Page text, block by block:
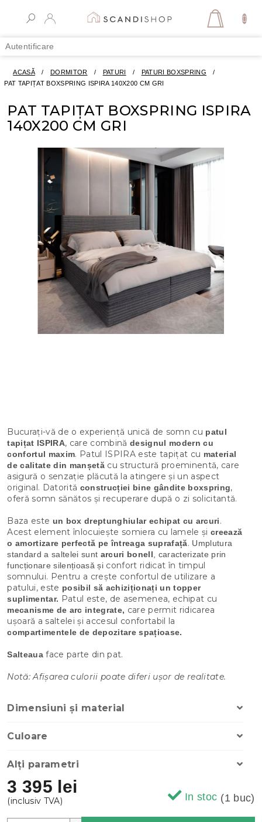
conținut
Autentificare
COŞ
ACASĂ / DORMITOR / PATURI / PATURI BOXSPRING
/
PAT TAPIȚAT BOXSPRING ISPIRA 140X200 CM GRI
PAT TAPIȚAT BOXSPRING ISPIRA
140X200 CM GRI
3 395 lei
In stoc (1 buc)
Bucurați-vă de o experiență unică de somn cu patul
tapițat ISPIRA, care combină designul modern cu
confortul maxim. Patul ISPIRA este tapițat cu material
de calitate din manșetăcu structură proeminentă, care
asigură o senzație plăcută la atingere și un aspect
original. Datorită construcției bine gândite boxspring,
oferă somn sănătos și recuperare după o zi solicitantă.
Baza este un box dreptunghiular echipat cu arcuri.
Acest element înlocuiește somiera cu lamele și creează
o amortizare perfectă pe întreaga suprafață. Umplutura
standard a saltelei sunt arcuri bonell , caracterizate prin
funcționare silențioasă și confort ridicat în timpul
somnului. Pentru a crește confortul de utilizare a
patului, este posibil să achiziționați un topper
suplimentar. Patul este, de asemenea, echipat cu
mecanisme de arc integrate, care permit ridicarea
ușoară a saltelei și accesul confortabil la
compartimentele de depozitare spațioase.
Salteauaface parte din pat.
Notă: Afișarea culorii poate diferi ușor de realitate.
Dimensiuni și material
Culoare
Alți parametri